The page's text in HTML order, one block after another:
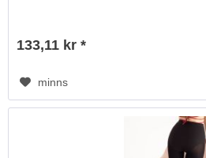
133,11 kr *
minns